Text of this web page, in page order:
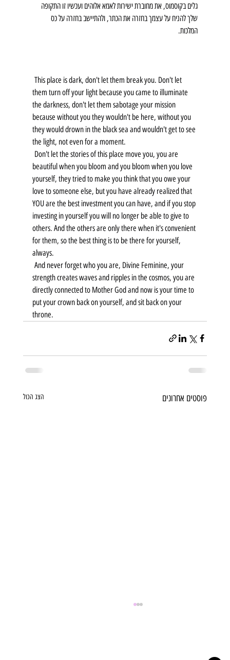
גלים בקוסמוס, את מחוברת ישירות לאמא אלוהים ועכשיו זו התקופה
שלך להניח על עצמך בחזרה את הכתר, ולהתיישב בחזרה על כס
המלכות.
This place is dark, don't let them break you. Don't let
them turn off your light because you came to illuminate
the darkness, don't let them sabotage your mission
because without you they wouldn't be here, without you
they would drown in the black sea and wouldn't get to see
the light, not even for a moment.
Don't let the stories of this place move you, you are
beautiful when you bloom and you bloom when you love
yourself, they tried to make you think that you owe your
love to someone else, but you have already realized that
YOU are the best investment you can have, and if you stop
investing in yourself you will no longer be able to give to
others. And the others are only there when it's convenient
for them, so the best thing is to be there for yourself,
always.
And never forget who you are, Divine Feminine, your
strength creates waves and ripples in the cosmos, you are
directly connected to Mother God and now is your time to
put your crown back on yourself, and sit back on your
throne.
פוסטים אחרונים הצג הכול